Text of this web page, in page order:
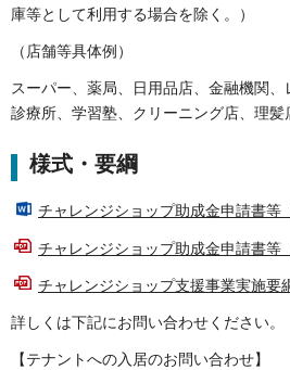
庫等として利用する場合を除く。）
（店舗等具体例）
スーパー、薬局、日用品店、金融機関
診療所、学習塾、クリーニング店、理
様式・要綱
チャレンジショップ助成金申請書等
チャレンジショップ助成金申請書等
チャレンジショップ支援事業実施要
詳しくは下記にお問い合わせください。
【テナントへの入居のお問い合わせ】